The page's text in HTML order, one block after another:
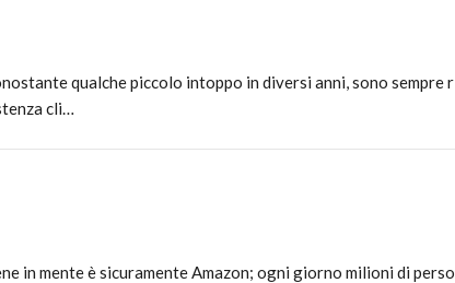
qualche piccolo intoppo in diversi anni, sono
cli…
in mente è sicuramente Amazon; ogni giorno milioni di